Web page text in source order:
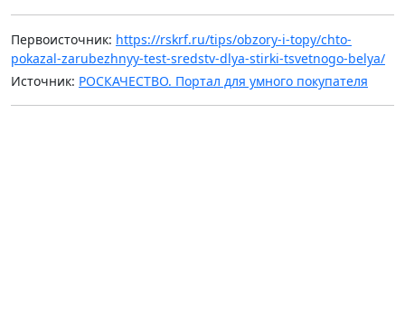
Первоисточник: https://rskrf.ru/tips/obzory-i-topy/chto-
pokazal-zarubezhnyy-test-sredstv-dlya-stirki-tsvetnogo-belya/
Источник: РОСКАЧЕСТВО. Портал для умного покупателя